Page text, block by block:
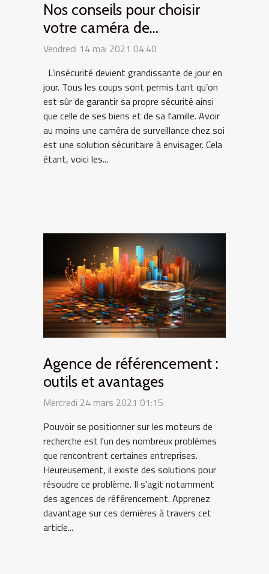
Nos conseils pour choisir
votre caméra de
surveillance
Vendredi 14 mai 2021 04:40
L’insécurité devient grandissante de jour en
jour. Tous les coups sont permis tant qu’on
est sûr de garantir sa propre sécurité ainsi
que celle de ses biens et de sa famille. Avoir
au moins une caméra de surveillance chez soi
est une solution sécuritaire à envisager. Cela
étant, voici les...
Agence de référencement :
outils et avantages
Mercredi 24 mars 2021 01:15
Pouvoir se positionner sur les moteurs de
recherche est l'un des nombreux problèmes
que rencontrent certaines entreprises.
Heureusement, il existe des solutions pour
résoudre ce problème. Il s'agit notamment
des agences de référencement. Apprenez
davantage sur ces dernières à travers cet
article...